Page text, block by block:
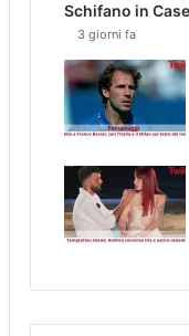
Schifano in
3 giorni fa